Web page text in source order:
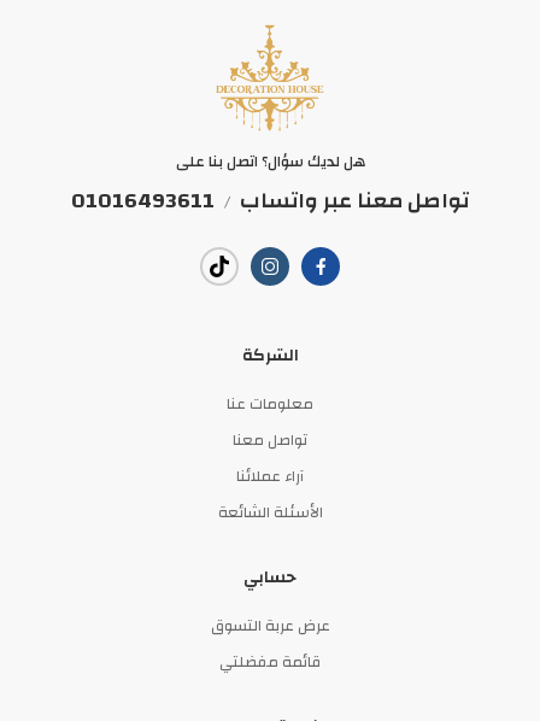
هل لديك سؤال؟ اتصل بنا على
تواصل معنا عبر واتساب /
01016493611
الشركة
معلومات عنا
تواصل معنا
آراء عملائنا
الأسئلة الشائعة
حسابي
عرض عربة التسوق
قائمة مفضلتي